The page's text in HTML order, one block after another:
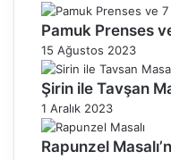
Pamuk Prenses
15 Ağustos 2023
Şirin ile Tavşan
1 Aralık 2023
Rapunzel